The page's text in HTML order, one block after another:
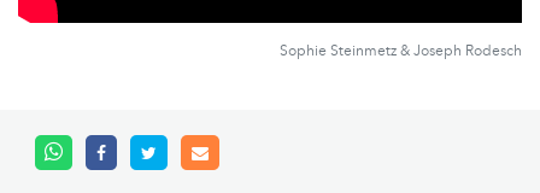
Sophie Steinmetz & Joseph Rodesch